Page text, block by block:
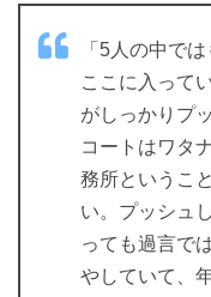
「5人の中で
ここに入って
がしっかりプ
コートはワタ
務所というこ
い。プッシュ
っても過言で
やしていて、